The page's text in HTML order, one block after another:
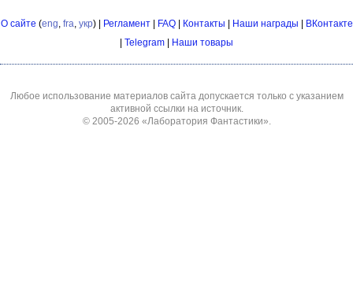
О сайте (eng, fra, укр) | Регламент| FAQ| Контакты Наши награды
ВКонтакте
Telegram Наши товары
Любое использование материалов сайта допускается только с указанием
активной ссылки на источник.
© 2005-2026 «Лаборатория Фантастики».